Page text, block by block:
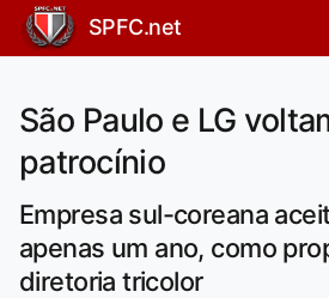
SPFC.net
São Paulo e LG
patrocínio
Empresa sul-coreana
apenas um ano, como
diretoria tricolor